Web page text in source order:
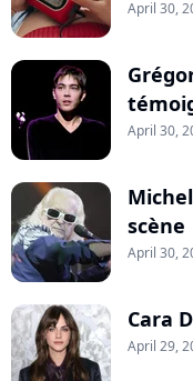
April 30,
April 30,
scène
April 30,
Cara
April 29,